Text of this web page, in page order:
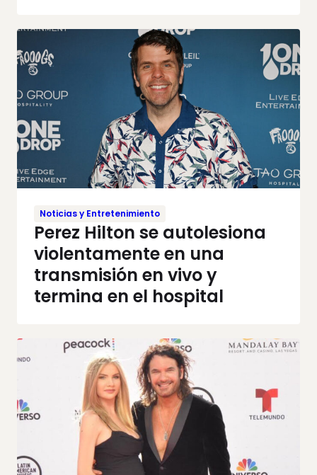
Noticias y Entretenimiento
Perez Hilton se autolesiona
violentamente en una
transmisión en vivo y
termina en el hospital